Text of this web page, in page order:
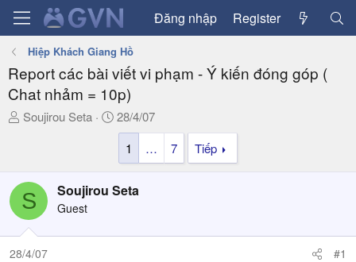
Đăng nhập Register
Hiệp Khách Giang Hồ
Report các bài viết vi phạm - Ý kiến đóng góp (
Chat nhảm = 10p)
T
a
d
s
t
a
Soujirou Seta
N
g
y
g
ử
28/4/07
1
… 7 Tiếp
S Soujirou Seta
Guest
28/4/07 #1